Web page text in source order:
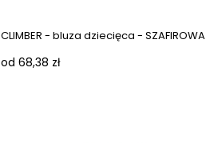
CLIMBER - bluza dziecięca - SZAFIROWA
od 68,38 zł